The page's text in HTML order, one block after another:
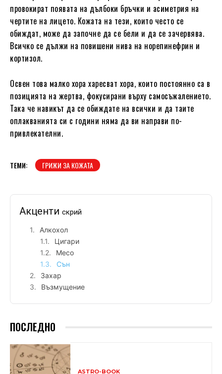
провокират появата на дълбоки бръчки и асиметрия на
чертите на лицето. Кожата на тези, които често се
обиждат, може да започне да се бели и да се зачервява.
Всичко се дължи на повишени нива на норепинефрин и
кортизол.
Освен това малко хора харесват хора, които постоянно са в
позицията на жертва, фокусирани върху самосъжалението.
Така че навикът да се обиждате на всички и да таите
оплакванията си с години няма да ви направи по-
привлекателни.
ТЕМИ: ГРИЖИ ЗА КОЖАТА
Акценти скрий
Алкохол
Цигари
Месо
Сън
Захар
Възмущение
ПОСЛЕДНО
ASTRO-BOOK